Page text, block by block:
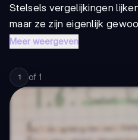
Stelsels vergelijkingen
maar ze zijn eigenlijk
Meer weergeven
1 of 1